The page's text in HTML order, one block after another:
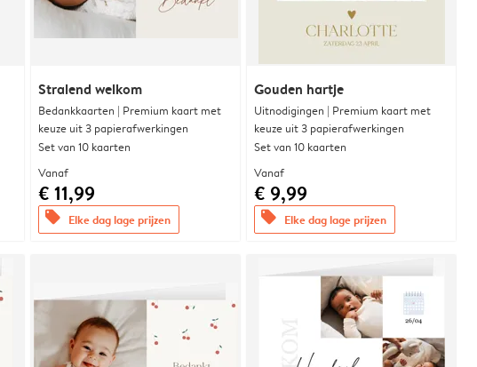
Stralend welkom
Bedankkaarten | Premium kaart met
keuze uit 3 papierafwerkingen
Set van 10 kaarten
Vanaf
€ 11,99
offers Elke dag lage prijzen
Gouden hartje
Uitnodigingen | Premium kaart met
keuze uit 3 papierafwerkingen
Set van 10 kaarten
Vanaf
€ 9,99
offers Elke dag lage prijzen